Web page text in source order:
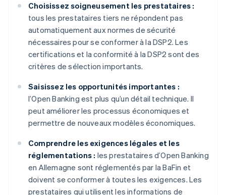
Choisissez soigneusement les prestataires :
tous les prestataires tiers ne répondent pas
automatiquement aux normes de sécurité
nécessaires pour se conformer à la DSP2. Les
certifications et la conformité à la DSP2 sont des
critères de sélection importants.
Saisissez les opportunités importantes :
l’Open Banking est plus qu’un détail technique. Il
peut améliorer les processus économiques et
permettre de nouveaux modèles économiques.
Comprendre les exigences légales et les
réglementations : les prestataires d’Open Banking
en Allemagne sont réglementés par la BaFin et
doivent se conformer à toutes les exigences. Les
prestataires qui utilisent les informations de